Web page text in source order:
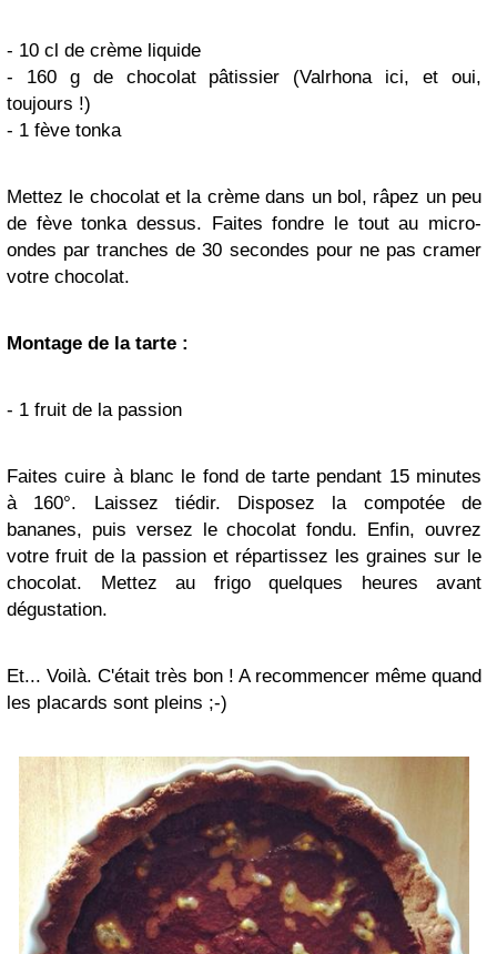
- 10 cl de crème liquide
- 160 g de chocolat pâtissier (Valrhona ici, et oui,
toujours !)
- 1 fève tonka
Mettez le chocolat et la crème dans un bol, râpez un peu
de fève tonka dessus. Faites fondre le tout au micro-
ondes par tranches de 30 secondes pour ne pas cramer
votre chocolat.
Montage de la tarte :
- 1 fruit de la passion
Faites cuire à blanc le fond de tarte pendant 15 minutes
à 160°. Laissez tiédir. Disposez la compotée de
bananes, puis versez le chocolat fondu. Enfin, ouvrez
votre fruit de la passion et répartissez les graines sur le
chocolat. Mettez au frigo quelques heures avant
dégustation.
Et... Voilà. C'était très bon ! A recommencer même quand
les placards sont pleins ;-)